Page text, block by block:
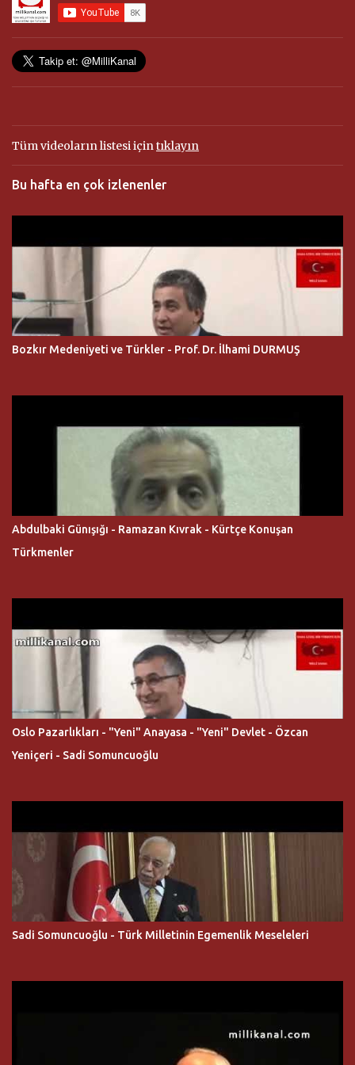
a
Tüm videoların listesi içintıklayın
Bu hafta en çok izlenenler
Bozkır Medeniyeti ve Türkler - Prof. Dr. İlhami DURMUŞ
Abdulbaki Günışığı - Ramazan Kıvrak - Kürtçe Konuşan
Türkmenler
Oslo Pazarlıkları - "Yeni" Anayasa - "Yeni" Devlet - Özcan
Yeniçeri - Sadi Somuncuoğlu
Sadi Somuncuoğlu - Türk Milletinin Egemenlik Meseleleri